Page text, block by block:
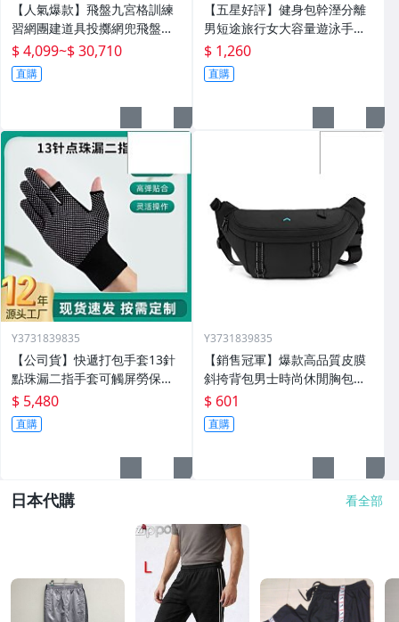
【人氣爆款】飛盤九宮格訓練
習網團建道具投擲網兜飛盤架
戶外運動拓展遊戲
$ 4,099~$ 30,710
直購
【五星好評】健身包幹溼分離
男短途旅行女大容量遊泳手提
包大獨立鞋倉
$ 1,260
直購
Y3731839835
【公司貨】快遞打包手套13針
點珠漏二指手套可觸屏勞保止
滑外賣騎行手套定製
$ 5,480
直購
Y3731839835
【銷售冠軍】爆款高品質皮膜
斜挎背包男士時尚休閒胸包外
出方便單肩斜挎包
$ 601
直購
日本代購 看全部